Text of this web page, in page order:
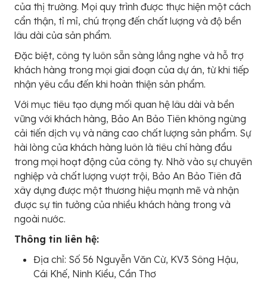
của thị trường. Mọi quy trình được thực hiện một cách
cẩn thận, tỉ mỉ, chú trọng đến chất lượng và độ bền
lâu dài của sản phẩm.
Đặc biệt, công ty luôn sẵn sàng lắng nghe và hỗ trợ
khách hàng trong mọi giai đoạn của dự án, từ khi tiếp
nhận yêu cầu đến khi hoàn thiện sản phẩm.
Với mục tiêu tạo dựng mối quan hệ lâu dài và bền
vững với khách hàng, Bảo An Bảo Tiên không ngừng
cải tiến dịch vụ và nâng cao chất lượng sản phẩm. Sự
hài lòng của khách hàng luôn là tiêu chí hàng đầu
trong mọi hoạt động của công ty. Nhờ vào sự chuyên
nghiệp và chất lượng vượt trội, Bảo An Bảo Tiên đã
xây dựng được một thương hiệu mạnh mẽ và nhận
được sự tin tưởng của nhiều khách hàng trong và
ngoài nước.
Thông tin liên hệ:
Địa chỉ: Số 56 Nguyễn Văn Cừ, KV3 Sông Hậu,
Cái Khế, Ninh Kiều, Cần Thơ